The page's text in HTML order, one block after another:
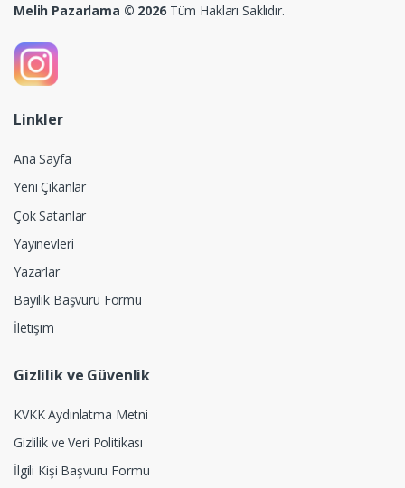
Melih Pazarlama © 2026Tüm Hakları Saklıdır.
Linkler
Ana Sayfa
Yeni Çıkanlar
Çok Satanlar
Yayınevleri
Yazarlar
Bayilik Başvuru Formu
İletişim
Gizlilik ve Güvenlik
KVKK Aydınlatma Metni
Gizlilik ve Veri Politikası
İlgili Kişi Başvuru Formu